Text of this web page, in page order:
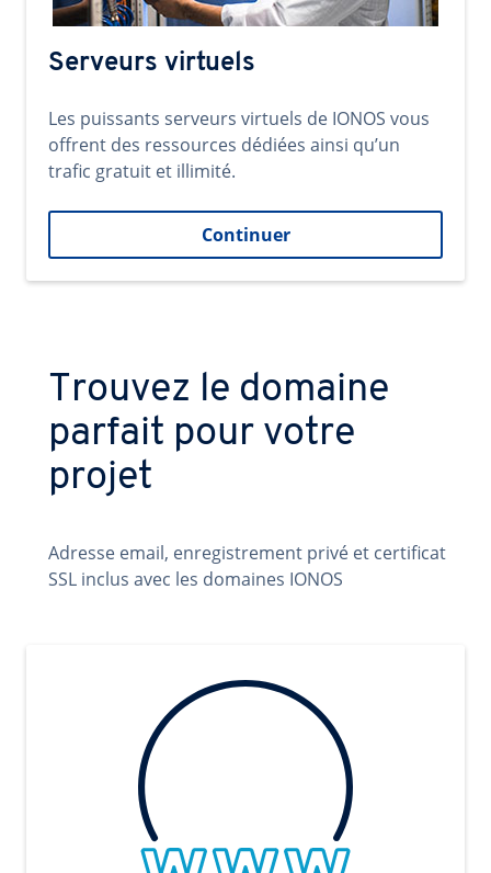
Serveurs virtuels
Les puissants serveurs virtuels de IONOS vous
offrent des ressources dédiées ainsi qu’un
trafic gratuit et illimité.
Continuer
Trouvez le domaine
parfait pour votre
projet
Adresse email, enregistrement privé et certificat
SSL inclus avec les domaines IONOS